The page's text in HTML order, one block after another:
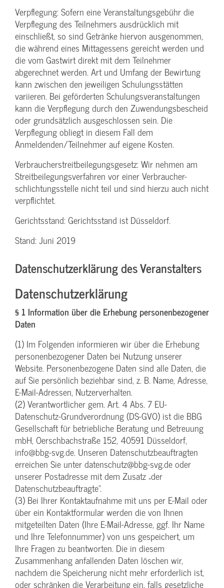
Verpflegung: Sofern eine Veranstaltungs­gebühr die
Verpflegung des Teilnehmers ausdrücklich mit
einschließt, so sind Getränke hiervon ausgenommen,
die während eines Mittagessens gereicht werden und
die vom Gastwirt direkt mit dem Teilnehmer
abgerechnet werden. Art und Umfang der Bewirtung
kann zwischen den jeweiligen Schulungsstätten
variieren. Bei geförderten Schulungs­veranstaltungen
kann die Verpflegung durch den Zuwendungs­bescheid
oder grundsätzlich ausgeschlossen sein. Die
Verpflegung obliegt in diesem Fall dem
Anmeldenden/­Teilnehmer auf eigene Kosten.
Verbraucher­streitbeilegungs­gesetz: Wir nehmen am
Streit­beilegungs­verfahren vor einer Verbraucher­
schlichtungs­stelle nicht teil und sind hierzu auch nicht
verpflichtet.
Gerichtsstand: Gerichtsstand ist Düsseldorf.
Stand: Juni 2019
Datenschutzerklärung des Veranstalters
Datenschutzerklärung
§ 1 Information über die Erhebung personenbezogener
Daten
(1) Im Folgenden informieren wir über die Erhebung
personenbezogener Daten bei Nutzung unserer
Website. Personenbezogene Daten sind alle Daten, die
auf Sie persönlich beziehbar sind, z. B. Name, Adresse,
E-Mail-Adressen, Nutzerverhalten.
(2) Verantwortlicher gem. Art. 4 Abs. 7 EU-
Datenschutz-Grundverordnung (DS-GVO) ist die BBG
Gesellschaft für betriebliche Beratung und Betreuung
mbH, Oerschbachstraße 152, 40591 Düsseldorf,
info@bbg-svg.de. Unseren Datenschutzbeauftragten
erreichen Sie unter datenschutz@bbg-svg.de oder
unserer Postadresse mit dem Zusatz „der
Datenschutzbeauftragte“.
(3) Bei Ihrer Kontaktaufnahme mit uns per E-Mail oder
über ein Kontaktformular werden die von Ihnen
mitgeteilten Daten (Ihre E-Mail-Adresse, ggf. Ihr Name
und Ihre Telefonnummer) von uns gespeichert, um
Ihre Fragen zu beantworten. Die in diesem
Zusammenhang anfallenden Daten löschen wir,
nachdem die Speicherung nicht mehr erforderlich ist,
oder schränken die Verarbeitung ein, falls gesetzliche